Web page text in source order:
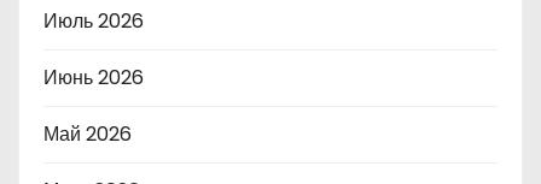
Июль 2026
Июнь 2026
Май 2026